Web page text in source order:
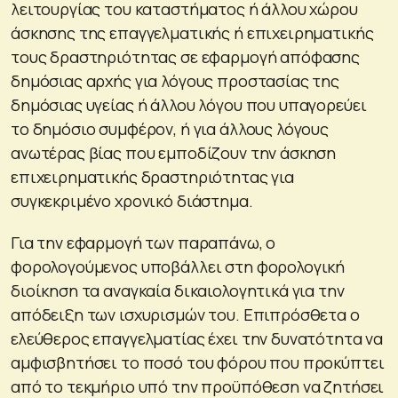
λειτουργίας του καταστήματος ή άλλου χώρου
άσκησης της επαγγελματικής ή επιχειρηματικής
τους δραστηριότητας σε εφαρμογή απόφασης
δημόσιας αρχής για λόγους προστασίας της
δημόσιας υγείας ή άλλου λόγου που υπαγορεύει
το δημόσιο συμφέρον, ή για άλλους λόγους
ανωτέρας βίας που εμποδίζουν την άσκηση
επιχειρηματικής δραστηριότητας για
συγκεκριμένο χρονικό διάστημα.
Για την εφαρμογή των παραπάνω, ο
φορολογούμενος υποβάλλει στη φορολογική
διοίκηση τα αναγκαία δικαιολογητικά για την
απόδειξη των ισχυρισμών του. Επιπρόσθετα ο
ελεύθερος επαγγελματίας έχει την δυνατότητα να
αμφισβητήσει το ποσό του φόρου που προκύπτει
από το τεκμήριο υπό την προϋπόθεση να ζητήσει